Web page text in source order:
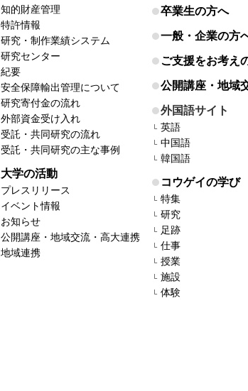
知的財産管理
特許情報
研究・制作業績システム
研究センター
紀要
安全保障輸出管理について
研究寄付金の流れ
外部資金受け入れ
受託・共同研究の流れ
受託・共同研究の主な事例
大学の活動
プレスリリース
イベント情報
お知らせ
公開講座・地域交流・高大連携
地域連携
卒業生の方へ
一般・企業の方
ご支援をお考え
公開講座・地域
外国語サイト
英語
中国語
韓国語
コウゲイの学び
特集
研究
足跡
仕事
授業
施設
体験